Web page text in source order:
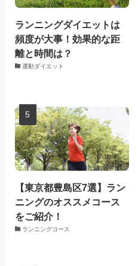
ランニングダイエットは
頻度が大事！効果的な距
離と時間は？
運動ダイエット
【東京都豊島区7選】ラン
ニングのオススメコース
をご紹介！
ランニングコース